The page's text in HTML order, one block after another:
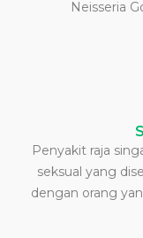
Neisseria
Penyakit raja
seksual yang
dengan orang